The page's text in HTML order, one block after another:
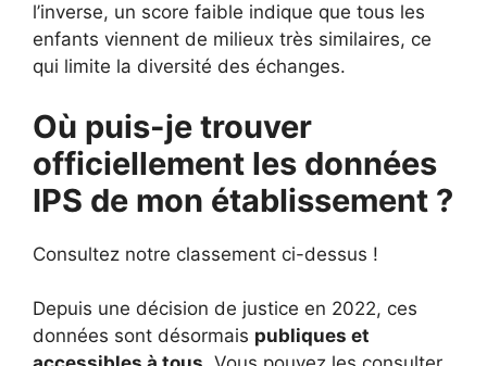
l’inverse, un score faible indique que tous les
enfants viennent de milieux très similaires, ce
qui limite la diversité des échanges.
Où puis-je trouver
officiellement les données
IPS de mon établissement ?
Consultez notre classement ci-dessus !
Depuis une décision de justice en 2022, ces
données sont désormais publiques et